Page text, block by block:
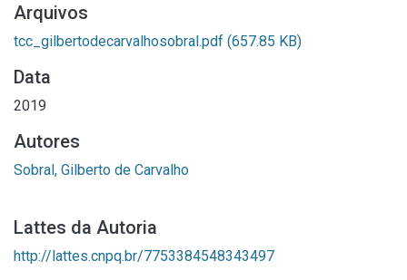
Arquivos
tcc_gilbertodecarvalhosobral.pdf (657.85 KB)
Data
2019
Autores
Sobral, Gilberto de Carvalho
Lattes da Autoria
http://lattes.cnpq.br/7753384548343497